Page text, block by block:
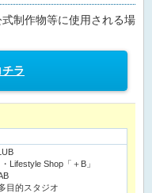
制作物等に使用される場
ラ
Lifestyle Shop「＋B」
目的スタジオ